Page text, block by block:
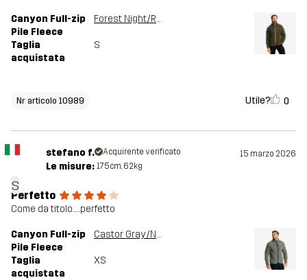
Canyon Full-zip
Pile Fleece
Forest Night/Rusty Orange
Taglia
acquistata
S
Nr articolo 10989 Utile? 0
s
stefano f. Acquirente verificato 15 marzo 2026
Le misure: 175cm, 62kg
Perfetto
Come da titolo…..perfetto
Canyon Full-zip
Pile Fleece
Castor Gray/Navy
Taglia
acquistata
XS